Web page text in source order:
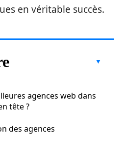
en véritable succès.
agences web dans
tête ?
des agences